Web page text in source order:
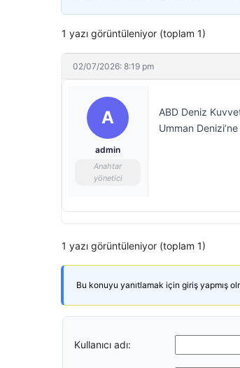
1 yazı görüntüleniyor (toplam 1)
02/07/2026: 8:19 pm
A
admin
Anahtar
yönetici
ABD Deniz
Umman
1 yazı görüntüleniyor (toplam 1)
Bu konuyu yanıtlamak için giriş yapmış
Kullanıcı adı: